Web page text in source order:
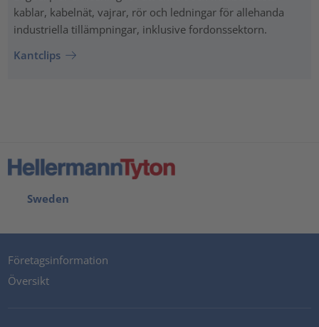
kablar, kabelnät, vajrar, rör och ledningar för allehanda
industriella tillämpningar, inklusive fordonssektorn.
Kantclips
Sweden
Företagsinformation
Översikt